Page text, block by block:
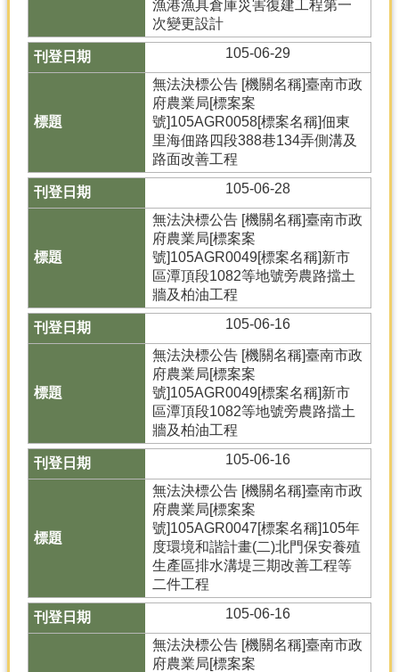
行
導
頁
漁港漁具倉庫災害復建工程第一
次變更設計
105-06-29
無法決標公告 [機關名稱]臺南市政
府農業局[標案案
號]105AGR0058[標案名稱]佃東
里海佃路四段388巷134弄側溝及
路面改善工程
105-06-28
無法決標公告 [機關名稱]臺南市政
府農業局[標案案
號]105AGR0049[標案名稱]新市
區潭頂段1082等地號旁農路擋土
牆及柏油工程
105-06-16
無法決標公告 [機關名稱]臺南市政
府農業局[標案案
號]105AGR0049[標案名稱]新市
區潭頂段1082等地號旁農路擋土
牆及柏油工程
105-06-16
無法決標公告 [機關名稱]臺南市政
府農業局[標案案
號]105AGR0047[標案名稱]105年
度環境和諧計畫(二)北門保安養殖
生產區排水溝堤三期改善工程等
二件工程
105-06-16
無法決標公告 [機關名稱]臺南市政
府農業局[標案案